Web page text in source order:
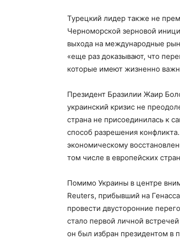
Турецкий лидер также не
Черноморской зерновой
выхода на международные
«еще раз доказывают, что
которые имеют жизненно
Президент Бразилии Жаир
украинский кризис не
страна не присоединилась к
способ разрешения
экономическому
том числе в европейских
Помимо Украины в центре
Reuters, прибывший на
провести двусторонние
стало первой личной
он был избран президентом в